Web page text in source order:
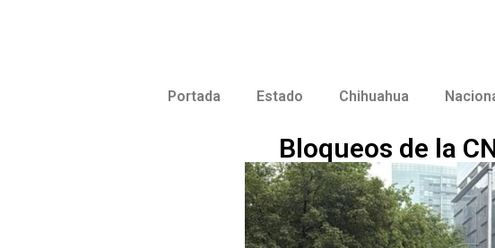
Portada Estado Chihuahua
Bloqueos de la